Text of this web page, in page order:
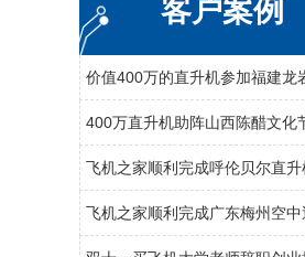
客户案例
400万直升机助阵山西陈醋文化